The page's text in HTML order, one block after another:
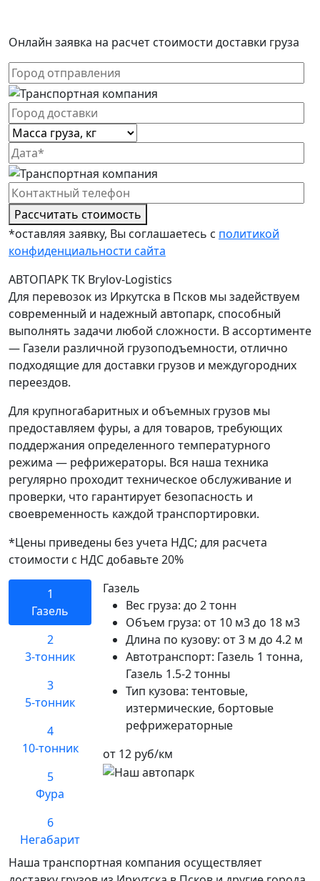
Онлайн заявка на расчет стоимости доставки груза
Рассчитать стоимость
*оставляя заявку, Вы соглашаетесь с политикой
конфиденциальности сайта
АВТОПАРК ТК Brylov-Logistics
Для перевозок из Иркутска в Псков мы задействуем
современный и надежный автопарк, способный
выполнять задачи любой сложности. В ассортименте
— Газели различной грузоподъемности, отлично
подходящие для доставки грузов и междугородних
переездов.
Для крупногабаритных и объемных грузов мы
предоставляем фуры, а для товаров, требующих
поддержания определенного температурного
режима — рефрижераторы. Вся наша техника
регулярно проходит техническое обслуживание и
проверки, что гарантирует безопасность и
своевременность каждой транспортировки.
*Цены приведены без учета НДС; для расчета
стоимости с НДС добавьте 20%
1
Газель
2
3-тонник
3
5-тонник
4
10-тонник
5
Фура
6
Негабарит
Газель
Вес груза: до 2 тонн
Объем груза: от 10 м3 до 18 м3
Длина по кузову: от 3 м до 4.2 м
Автотранспорт: Газель 1 тонна,
Газель 1.5-2 тонны
Тип кузова: тентовые,
изтермические, бортовые
рефрижераторные
от 12 руб/км
Наша транспортная компания осуществляет